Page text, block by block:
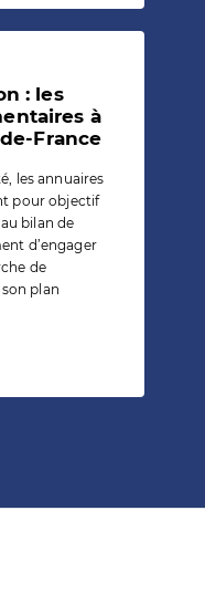
: les
à
France
les annuaires
pour objectif
bilan de
d’engager
de
plan